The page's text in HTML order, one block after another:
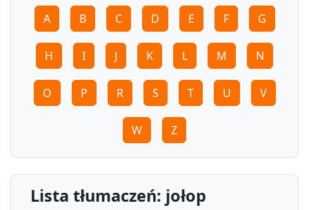
A B C D E F G
H I J K L M N
O P R S T U V
W Z
Lista tłumaczeń: jołop